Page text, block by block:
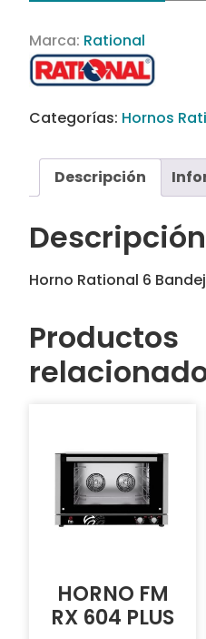
Marca: Rational
Categorías: Hornos
Descripción
Descripción
Horno Rational 6
Productos
HORNO FM
RX 604 PLUS